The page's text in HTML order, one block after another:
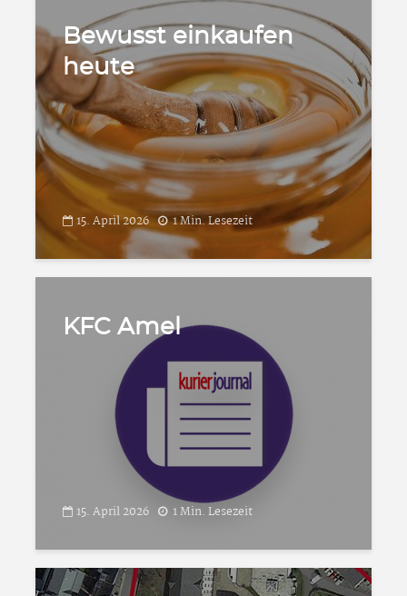
Bewusst einkaufen
heute
15. April 2026 1 Min. Lesezeit
KFC Amel
15. April 2026 1 Min. Lesezeit